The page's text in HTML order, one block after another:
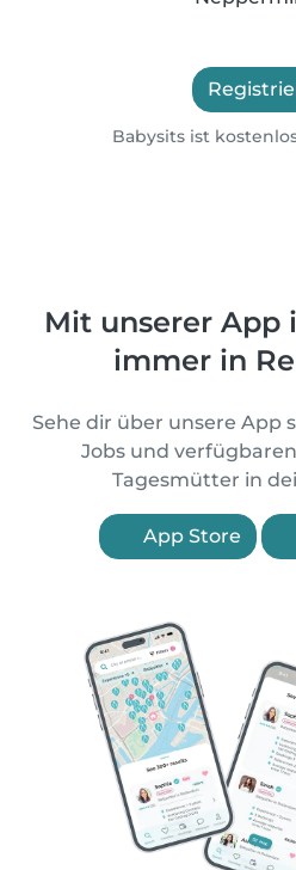
Babysits ist
Mit unserer App
immer in
Sehe dir über unsere App
Jobs und
Tagesmütter in
App Store